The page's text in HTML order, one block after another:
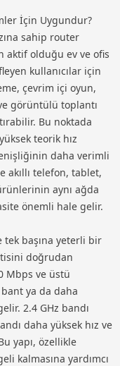
İçin Uygundur?
sahip router
aktif olduğu ev ve ofis
kullanıcılar için
çevrim içi oyun,
görüntülü toplantı
Bu noktada
teorik hız
daha verimli
akıllı telefon, tablet,
aynı ağda
önemli hale gelir.
tek başına yeterli bir
doğrudan
Mbps ve üstü
ya da daha
2.4 GHz bandı
daha yüksek hız ve
yapı, özellikle
kalmasına yardımcı